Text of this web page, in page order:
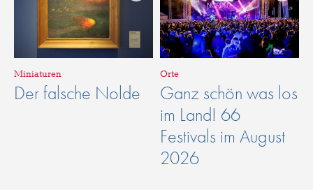
Miniaturen
Der falsche Nolde
Orte
Ganz schön was los
im Land! 66
Festivals im August
2026